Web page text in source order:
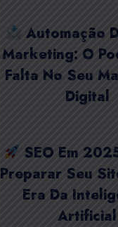
Automação
Marketing: O
Falta No Seu
Digital
SEO Em
Preparar Seu
Era Da
Artificial